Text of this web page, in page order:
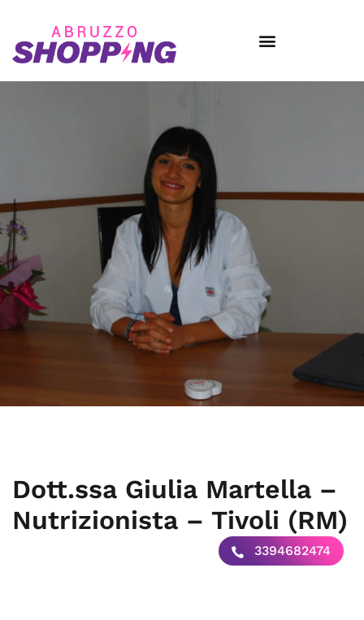
Dott.ssa Giulia Martella –
Nutrizionista – Tivoli (RM)
3394682474